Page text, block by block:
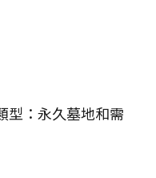
型：永久墓地和需